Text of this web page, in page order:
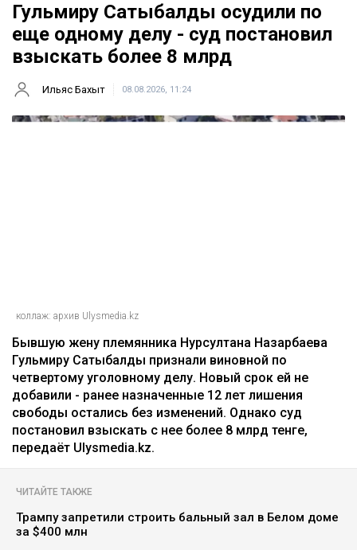
Гульмиру Сатыбалды осудили по
еще одному делу - суд постановил
взыскать более 8 млрд
Ильяс Бахыт 08.08.2026, 11:24
коллаж: архив Ulysmedia.kz
Бывшую жену племянника Нурсултана Назарбаева
Гульмиру Сатыбалды признали виновной по
четвертому уголовному делу. Новый срок ей не
добавили - ранее назначенные 12 лет лишения
свободы остались без изменений. Однако суд
постановил взыскать с нее более 8 млрд тенге,
передаёт Ulysmedia.kz.
ЧИТАЙТЕ ТАКЖЕ
Трампу запретили строить бальный зал в Белом доме
за $400 млн